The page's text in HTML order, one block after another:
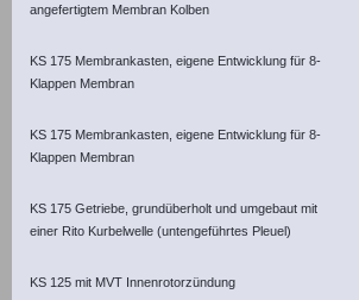
angefertigtem Membran Kolben
KS 175 Membrankasten, eigene Entwicklung für 8-
Klappen Membran
KS 175 Membrankasten, eigene Entwicklung für 8-
Klappen Membran
KS 175 Getriebe, grundüberholt und umgebaut mit
einer Rito Kurbelwelle (untengeführtes Pleuel)
KS 125 mit MVT Innenrotorzündung